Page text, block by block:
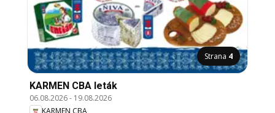
Strana 4
KARMEN CBA leták
06.08.2026- 19.08.2026